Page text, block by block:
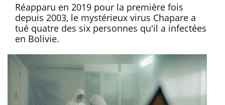
Réapparu en 2019 pour la première fois
depuis 2003, le mystérieux virus Chapare a
tué quatre des six personnes qu'il a infectées
en Bolivie.